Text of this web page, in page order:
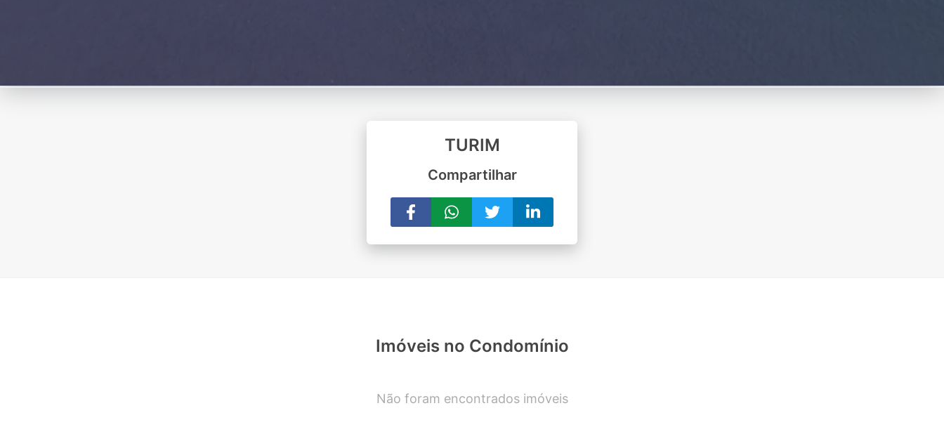
TURIM
Compartilhar
Imóveis no Condomínio
Não foram encontrados imóveis